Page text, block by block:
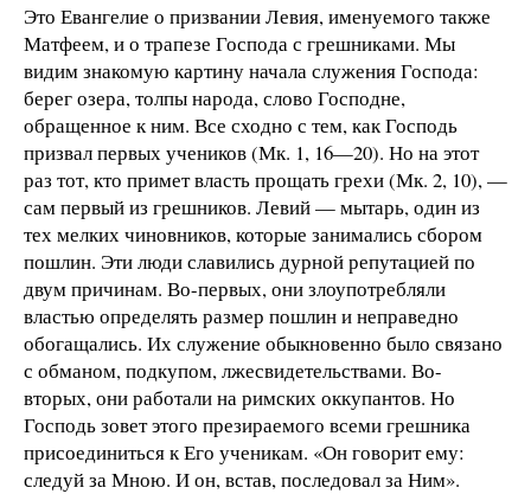
Это Евангелие о призвании Левия, именуемого также
Матфеем, и о трапезе Господа с грешниками. Мы
видим знакомую картину начала служения Господа:
берег озера, толпы народа, слово Господне,
обращенное к ним. Все сходно с тем, как Господь
призвал первых учеников (Мк. 1, 16—20). Но на этот
раз тот, кто примет власть прощать грехи (Мк. 2, 10), —
сам первый из грешников. Левий — мытарь, один из
тех мелких чиновников, которые занимались сбором
пошлин. Эти люди славились дурной репутацией по
двум причинам. Во-первых, они злоупотребляли
властью определять размер пошлин и неправедно
обогащались. Их служение обыкновенно было связано
с обманом, подкупом, лжесвидетельствами. Во-
вторых, они работали на римских оккупантов. Но
Господь зовет этого презираемого всеми грешника
присоединиться к Его ученикам. «Он говорит ему:
следуй за Мною. И он, встав, последовал за Ним».